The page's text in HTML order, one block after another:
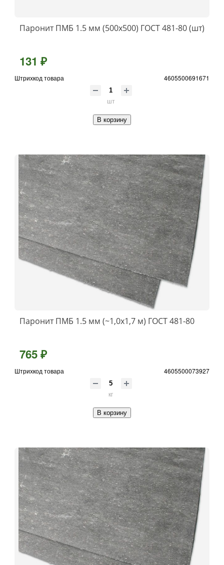
Паронит ПМБ 1.5 мм (500х500) ГОСТ 481-80 (шт)
131 ₽
Штрихкод товара 4605500691671
шт
В корзину
Паронит ПМБ 1.5 мм (~1,0х1,7 м) ГОСТ 481-80
765 ₽
Штрихкод товара 4605500073927
кг
В корзину